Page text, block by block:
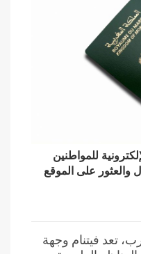
للمواطنين
والعثور على الموقع
تعد فيتنام وجهة